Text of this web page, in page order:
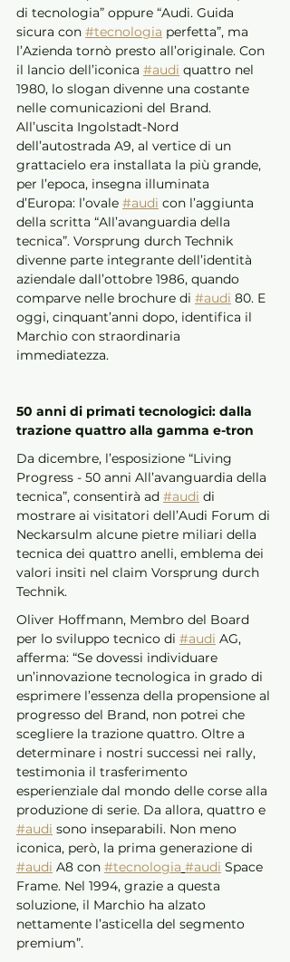
di tecnologia” oppure “Audi. Guida
sicura con #tecnologia perfetta”, ma
l’Azienda tornò presto all’originale. Con
il lancio dell’iconica #audi quattro nel
1980, lo slogan divenne una costante
nelle comunicazioni del Brand.
All’uscita Ingolstadt-Nord
dell’autostrada A9, al vertice di un
grattacielo era installata la più grande,
per l’epoca, insegna illuminata
d’Europa: l’ovale #audi con l’aggiunta
della scritta “All’avanguardia della
tecnica”. Vorsprung durch Technik
divenne parte integrante dell’identità
aziendale dall’ottobre 1986, quando
comparve nelle brochure di #audi 80. E
oggi, cinquant’anni dopo, identifica il
Marchio con straordinaria
immediatezza.
50 anni di primati tecnologici: dalla
trazione quattro alla gamma e-tron
Da dicembre, l’esposizione “Living
Progress - 50 anni All’avanguardia della
tecnica”, consentirà ad #audi di
mostrare ai visitatori dell’Audi Forum di
Neckarsulm alcune pietre miliari della
tecnica dei quattro anelli, emblema dei
valori insiti nel claim Vorsprung durch
Technik.
Oliver Hoffmann, Membro del Board
per lo sviluppo tecnico di #audi AG,
afferma: “Se dovessi individuare
un’innovazione tecnologica in grado di
esprimere l’essenza della propensione al
progresso del Brand, non potrei che
scegliere la trazione quattro. Oltre a
determinare i nostri successi nei rally,
testimonia il trasferimento
esperienziale dal mondo delle corse alla
produzione di serie. Da allora, quattro e
#audi sono inseparabili. Non meno
iconica, però, la prima generazione di
#audi A8 con #tecnologia #audi Space
Frame. Nel 1994, grazie a questa
soluzione, il Marchio ha alzato
nettamente l’asticella del segmento
premium”.